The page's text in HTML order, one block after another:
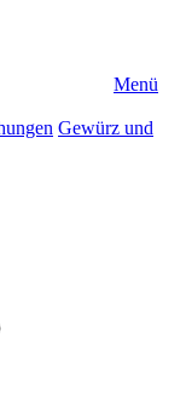
Menü
Gewürz und